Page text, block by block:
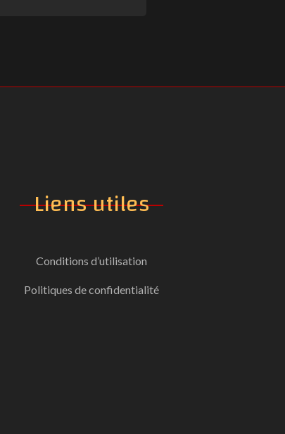
Liensutiles
Conditions d’utilisation
Politiques de confidentialité